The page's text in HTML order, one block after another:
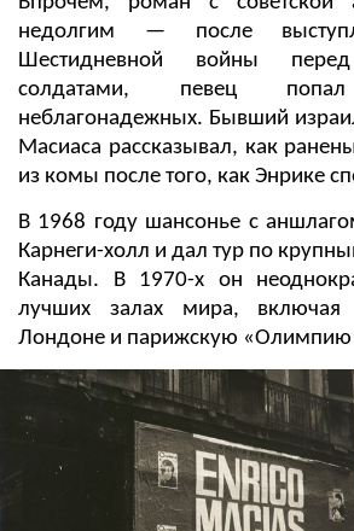
недолгим — после
Шестидневной войны перед
солдатами, певец
неблагонадежных. Бывший
Масиаса рассказывал, как
из комы после того, как Энрике
В 1968 году шансонье с
Карнеги-холл и дал тур по
Канады. В 1970-х он
лучших залах мира, включая
Лондоне и парижскую